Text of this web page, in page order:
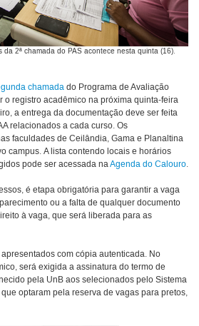
da 2ª chamada do PAS acontece nesta quinta (16).
chamada do Programa de Avaliação
o registro acadêmico na próxima quinta-feira
a entrega da documentação deve ser feita
relacionados a cada curso. Os
faculdades de Ceilândia, Gama e Planaltina
campus. A lista contendo locais e horários
pode ser acessada naAgenda do Calouro.
é etapa obrigatória para garantir a vaga
ou a falta de qualquer documento
à vaga, que será liberada para as
com cópia autenticada. No
será exigida a assinatura do termo de
pela UnB aos selecionados pelo Sistema
optaram pela reserva de vagas para pretos,